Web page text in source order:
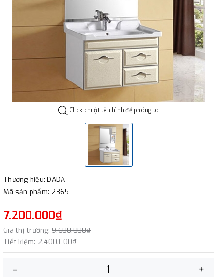
Click chuột lên hình để phóng to
Thương hiệu: DADA
Mã sản phẩm: 2365
7.200.000₫
Giá thị trường: 9.600.000₫
Tiết kiệm: 2.400.000₫
– +